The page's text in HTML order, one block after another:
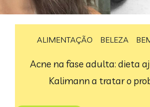
ALIMENTAÇÃO BELEZA
Acne na fase adulta: dieta
Kalimann a tratar o